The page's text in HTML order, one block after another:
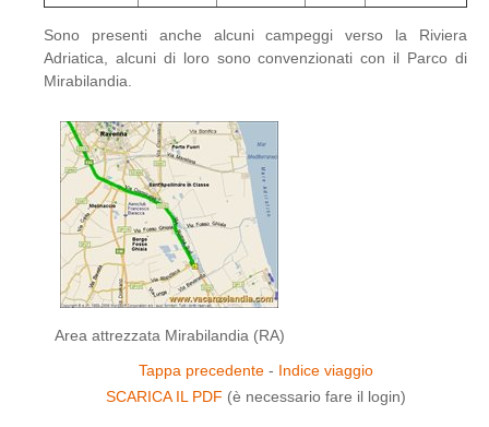
Sono presenti anche alcuni campeggi verso la Riviera
Adriatica, alcuni di loro sono convenzionati con il Parco di
Mirabilandia.
Area attrezzata Mirabilandia (RA)
Tappa precedente- Indice viaggio
SCARICA IL PDF (è necessario fare il login)